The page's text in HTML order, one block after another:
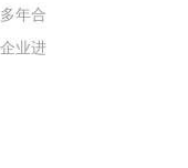
年合
业进